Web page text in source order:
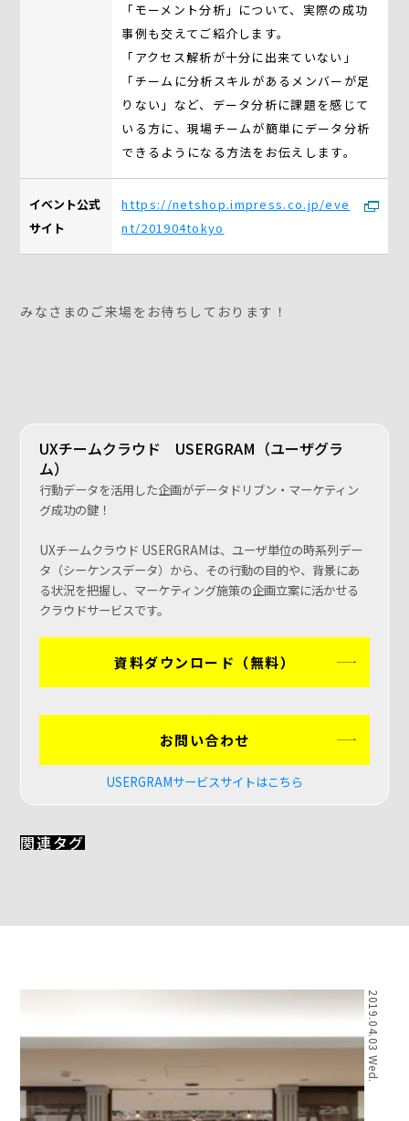
「モーメント分析」について、実際の成功
事例も交えてご紹介します。
「アクセス解析が十分に出来ていない」
「チームに分析スキルがあるメンバーが足
りない」など、データ分析に課題を感じて
いる方に、現場チームが簡単にデータ分析
できるようになる方法をお伝えします。
イベント公式
サイト
https://netshop.impress.co.jp/eve
nt/201904tokyo
みなさまのご来場をお待ちしております！
UXチームクラウド USERGRAM（ユーザグラ
ム）
行動データを活用した企画がデータドリブン・マーケティン
グ成功の鍵！
UXチームクラウド USERGRAMは、ユーザ単位の時系列デー
タ（シーケンスデータ）から、その行動の目的や、背景にあ
る状況を把握し、マーケティング施策の企画立案に活かせる
クラウドサービスです。
資料ダウンロード（無料）
お問い合わせ
USERGRAMサービスサイトはこちら
関連タグ
2019.04.03 Wed.